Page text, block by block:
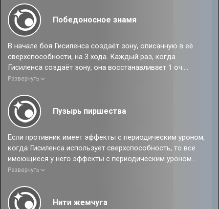
Победоносное знамя
В начале боя Гисиленса создаёт зону, описанную в её
сверхспособности, на 3 хода. Каждый раз, когда
Гисиленса создаёт зону, она восстанавливает 1 оч.
навыков отряда.
Развернуть
Пузырь пиршества
Если противник имеет эффекты с периодическим уроном,
когда Гисиленса использует сверхспособность, то все
имеющиеся у него эффекты с периодическим уроном
немедленно наносят ему урон, равный 150% от
Развернуть
Нити жемчуга